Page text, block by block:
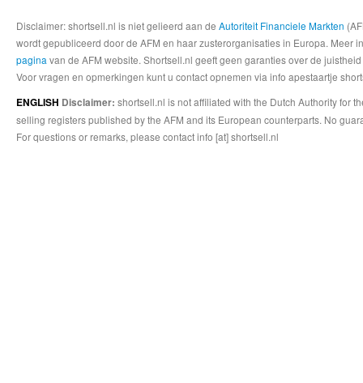
Disclaimer: shortsell.nl is niet gelieerd aan de Autoriteit Financiele Markten
wordt gepubliceerd door de AFM en haar zusterorganisaties in Europa.
pagina van de AFM website. Shortsell.nl geeft geen garanties over de
Voor vragen en opmerkingen kunt u contact opnemen via info apestaartje
ENGLISH Disclaimer: shortsell.nl is not affiliated with the Dutch Authority for
selling registers published by the AFM and its European counterparts. No
For questions or remarks, please contact info [at] shortsell.nl